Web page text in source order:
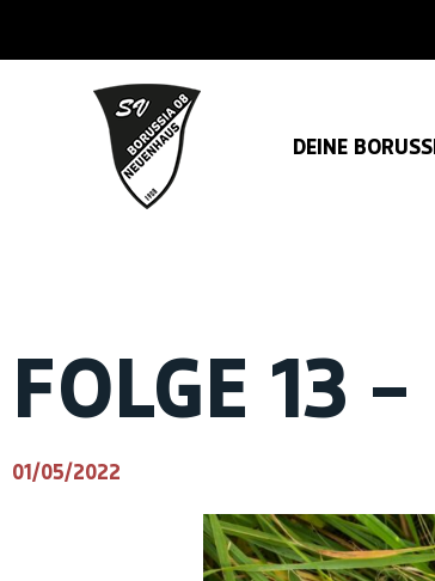
DEINE
FOLGE 13
01/05/2022